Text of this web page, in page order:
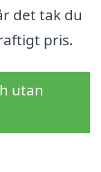
det tak du
pris.
utan